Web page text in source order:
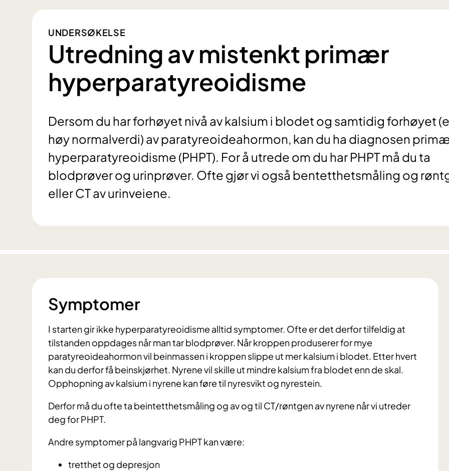
UNDERSØKELSE
Utredning av mistenkt primær
hyperparatyreoidisme
Dersom du har forhøyet nivå av kalsium i blodet og samtidig forhøyet
høy normalverdi) av paratyreoideahormon, kan du ha diagnosen
hyperparatyreoidisme (PHPT). For å utrede om du har PHPT må du ta
blodprøver og urinprøver. Ofte gjør vi også bentetthetsmåling og
eller CT av urinveiene.
Symptomer
I starten gir ikke hyperparatyreoidisme alltid symptomer. Ofte er det derfor tilfeldig at
tilstanden oppdages når man tar blodprøver. Når kroppen produserer for mye
paratyreoideahormon vil beinmassen i kroppen slippe ut mer kalsium i blodet. Etter hvert
kan du derfor få beinskjørhet. Nyrene vil skille ut mindre kalsium fra blodet enn de skal.
Opphopning av kalsium i nyrene kan føre til nyresvikt og nyrestein.
Derfor må du ofte ta beintetthetsmåling og av og til CT/røntgen av nyrene når vi utreder
deg for PHPT.
Andre symptomer på langvarig PHPT kan være:
tretthet og depresjon